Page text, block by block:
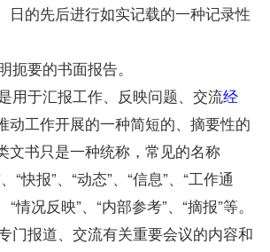
日的先后进行如实记载的一种记录性
要的书面报告。
用于汇报工作、反映问题、交流经
动工作开展的一种简短的、摘要性的
文书只是一种统称，常见的名称
“快报”、“动态”、“信息”、“工作通
“情况反映”、“内部参考”、“摘报”等。
门报道、交流有关重要会议的内容和